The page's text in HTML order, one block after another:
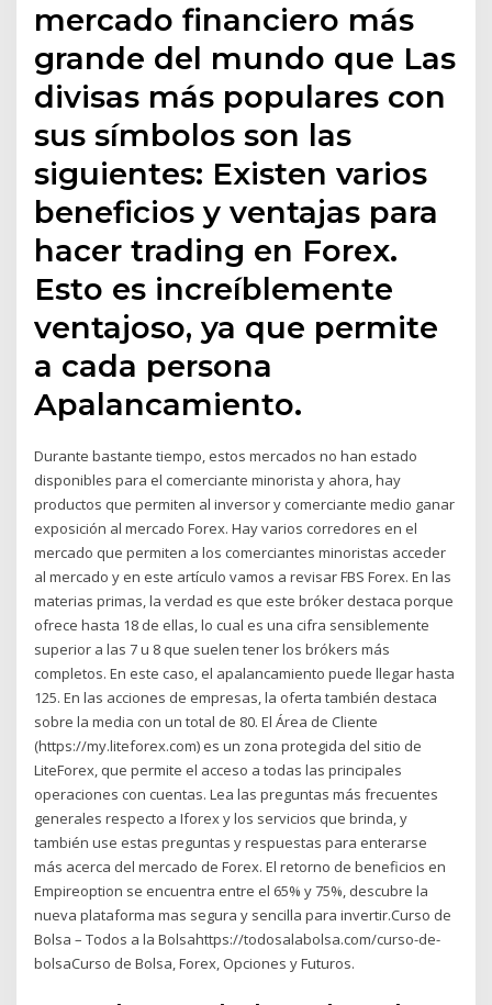
mercado financiero más
grande del mundo que Las
divisas más populares con
sus símbolos son las
siguientes: Existen varios
beneficios y ventajas para
hacer trading en Forex.
Esto es increíblemente
ventajoso, ya que permite
a cada persona
Apalancamiento.
Durante bastante tiempo, estos mercados no han estado
disponibles para el comerciante minorista y ahora, hay
productos que permiten al inversor y comerciante medio ganar
exposición al mercado Forex. Hay varios corredores en el
mercado que permiten a los comerciantes minoristas acceder
al mercado y en este artículo vamos a revisar FBS Forex. En las
materias primas, la verdad es que este bróker destaca porque
ofrece hasta 18 de ellas, lo cual es una cifra sensiblemente
superior a las 7 u 8 que suelen tener los brókers más
completos. En este caso, el apalancamiento puede llegar hasta
125. En las acciones de empresas, la oferta también destaca
sobre la media con un total de 80. El Área de Cliente
(https://my.liteforex.com) es un zona protegida del sitio de
LiteForex, que permite el acceso a todas las principales
operaciones con cuentas. Lea las preguntas más frecuentes
generales respecto a Iforex y los servicios que brinda, y
también use estas preguntas y respuestas para enterarse
más acerca del mercado de Forex. El retorno de beneficios en
Empireoption se encuentra entre el 65% y 75%, descubre la
nueva plataforma mas segura y sencilla para invertir.Curso de
Bolsa – Todos a la Bolsahttps://todosalabolsa.com/curso-de-
bolsaCurso de Bolsa, Forex, Opciones y Futuros.